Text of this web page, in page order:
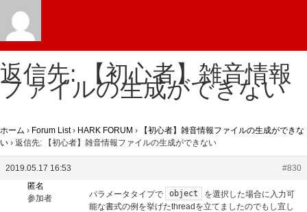
返信先: 【初心者】雑音情報
ファイルの生成ができない
ホーム › Forum List › HARK FORUM ›
【初心者】雑音情報ファイルの生成ができな
い › 返信先: 【初心者】雑音情報ファイルの生成ができない
2019.05.17 16:53
#830
匿名
参加者
パラメータタイプで object
を選択した場合に入力可
能な書式の例を挙げたthreadを立てましたのでもし宜し